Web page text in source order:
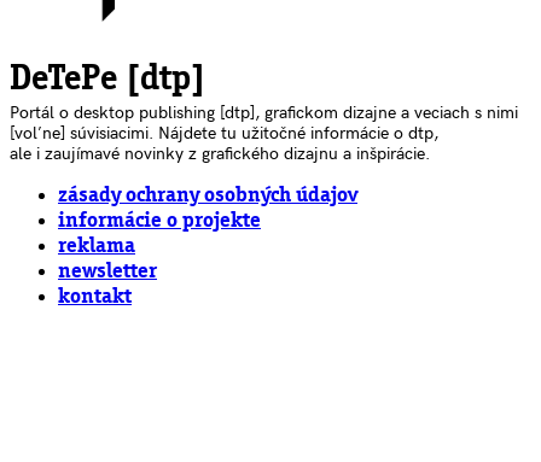
DeTePe [dtp]
Portál o desktop publishing [dtp], grafickom dizajne a veciach s nimi
[voľne] súvisiacimi. Nájdete tu užitočné informácie o dtp,
ale i zaujímavé novinky z grafického dizajnu a inšpirácie.
zásady ochrany osobných údajov
informácie o projekte
reklama
newsletter
kontakt